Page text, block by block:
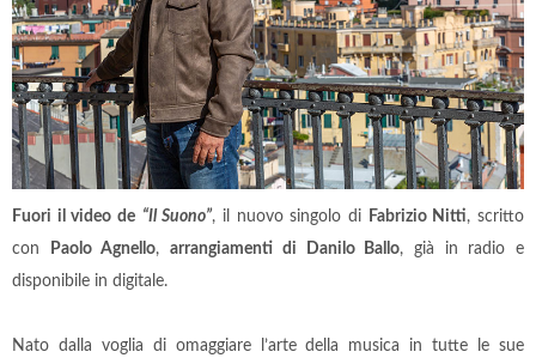
Fuori il video de “Il Suono”, il nuovo singolo di Fabrizio Nitti, scritto
con
Paolo Agnello,arrangiamenti di Danilo Ballo, già in radio e
disponibile in digitale.
Nato dalla voglia di omaggiare l’arte della musica in tutte le sue